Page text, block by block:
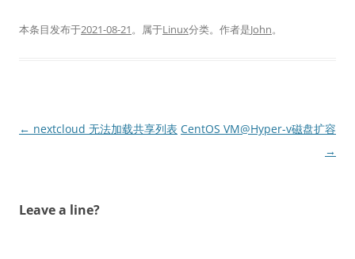
本条目发布于2021-08-21。属于Linux分类。 作者是John。
文
← nextcloud 无法加载共享列表 CentOS VM@Hyper-v磁盘扩容
→
Leave a line?